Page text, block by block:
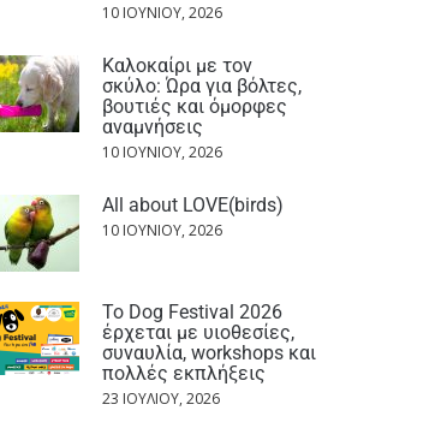
10 ΙΟΥΝΊΟΥ, 2026
Καλοκαίρι με τον
σκύλο: Ώρα για βόλτες,
βουτιές και όμορφες
αναμνήσεις
10 ΙΟΥΝΊΟΥ, 2026
All about LOVE(birds)
10 ΙΟΥΝΊΟΥ, 2026
Το Dog Festival 2026
έρχεται με υιοθεσίες,
συναυλία, workshops και
πολλές εκπλήξεις
23 ΙΟΥΛΊΟΥ, 2026